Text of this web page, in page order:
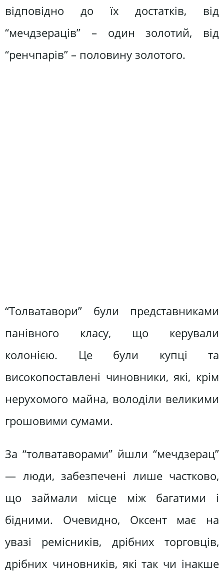
відповідно до їх достатків, від
“мечдзераців” – один золотий, від
“ренчпарів” – половину золотого.
“Толватавори” були представниками
панівного класу, що керували
колонією. Це були купці та
високопоставлені чиновники, які, крім
нерухомого майна, володіли великими
грошовими сумами.
За “толватаворами” йшли “мечдзерац”
― люди, забезпечені лише частково,
що займали місце між багатими і
бідними. Очевидно, Оксент має на
увазі ремісників, дрібних торговців,
дрібних чиновників, які так чи інакше